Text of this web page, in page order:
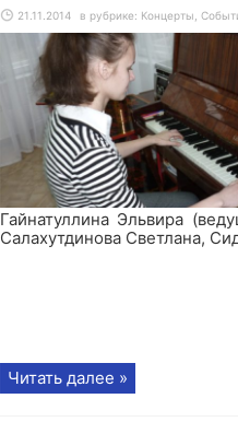
21.11.2014 в рубрике: Концерты
Гайнатуллина Эльвира
Салахутдинова Светлана,
Читать далее »